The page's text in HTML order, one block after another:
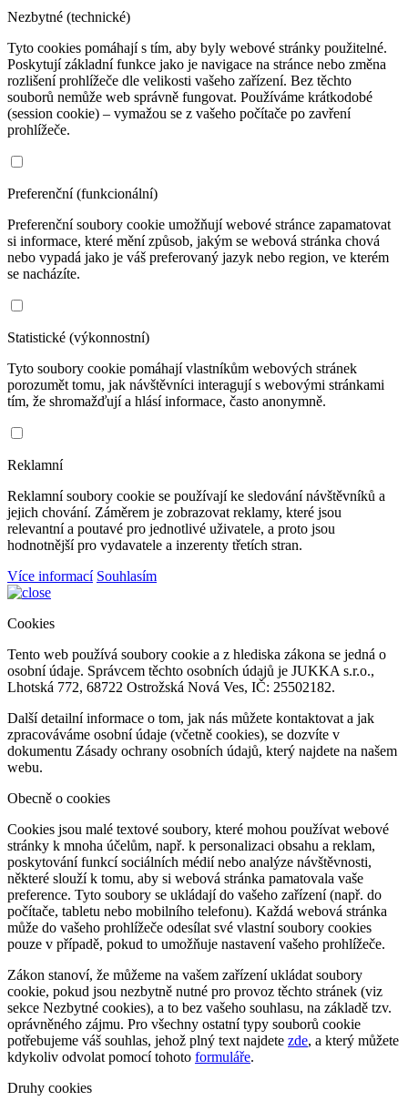
Nezbytné (technické)
Tyto cookies pomáhají s tím, aby byly webové stránky použitelné.
Poskytují základní funkce jako je navigace na stránce nebo změna
rozlišení prohlížeče dle velikosti vašeho zařízení. Bez těchto
souborů nemůže web správně fungovat. Používáme krátkodobé
(session cookie) – vymažou se z vašeho počítače po zavření
prohlížeče.
Preferenční (funkcionální)
Preferenční soubory cookie umožňují webové stránce zapamatovat
si informace, které mění způsob, jakým se webová stránka chová
nebo vypadá jako je váš preferovaný jazyk nebo region, ve kterém
se nacházíte.
Statistické (výkonnostní)
Tyto soubory cookie pomáhají vlastníkům webových stránek
porozumět tomu, jak návštěvníci interagují s webovými stránkami
tím, že shromažďují a hlásí informace, často anonymně.
Reklamní
Reklamní soubory cookie se používají ke sledování návštěvníků a
jejich chování. Záměrem je zobrazovat reklamy, které jsou
relevantní a poutavé pro jednotlivé uživatele, a proto jsou
hodnotnější pro vydavatele a inzerenty třetích stran.
Více informací Souhlasím
Cookies
Tento web používá soubory cookie a z hlediska zákona se jedná o
osobní údaje. Správcem těchto osobních údajů je JUKKA s.r.o.,
Lhotská 772, 68722 Ostrožská Nová Ves, IČ: 25502182.
Další detailní informace o tom, jak nás můžete kontaktovat a jak
zpracováváme osobní údaje (včetně cookies), se dozvíte v
dokumentu Zásady ochrany osobních údajů, který najdete na našem
webu.
Obecně o cookies
Cookies jsou malé textové soubory, které mohou používat webové
stránky k mnoha účelům, např. k personalizaci obsahu a reklam,
poskytování funkcí sociálních médií nebo analýze návštěvnosti,
některé slouží k tomu, aby si webová stránka pamatovala vaše
preference. Tyto soubory se ukládají do vašeho zařízení (např. do
počítače, tabletu nebo mobilního telefonu). Každá webová stránka
může do vašeho prohlížeče odesílat své vlastní soubory cookies
pouze v případě, pokud to umožňuje nastavení vašeho prohlížeče.
Zákon stanoví, že můžeme na vašem zařízení ukládat soubory
cookie, pokud jsou nezbytně nutné pro provoz těchto stránek (viz
sekce Nezbytné cookies), a to bez vašeho souhlasu, na základě tzv.
oprávněného zájmu. Pro všechny ostatní typy souborů cookie
potřebujeme váš souhlas, jehož plný text najdete zde, a který můžete
kdykoliv odvolat pomocí tohoto formuláře.
Druhy cookies